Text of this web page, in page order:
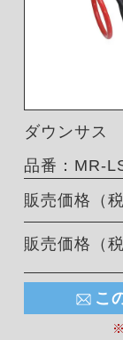
ダウンサス
品番：MR-
販売価格（税
販売価格（税
こ
※